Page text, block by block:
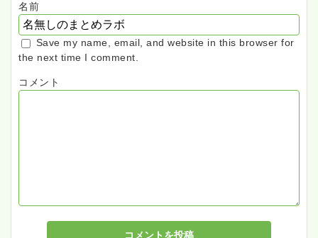
名前
Save my name, email, and website in this browser for
the next time I comment.
コメント